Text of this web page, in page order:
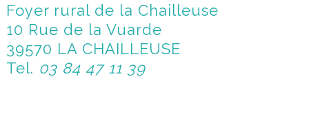
Foyer rural de la Chailleuse
10 Rue de la Vuarde
39570 LA CHAILLEUSE
Tel. 03 84 47 11 39